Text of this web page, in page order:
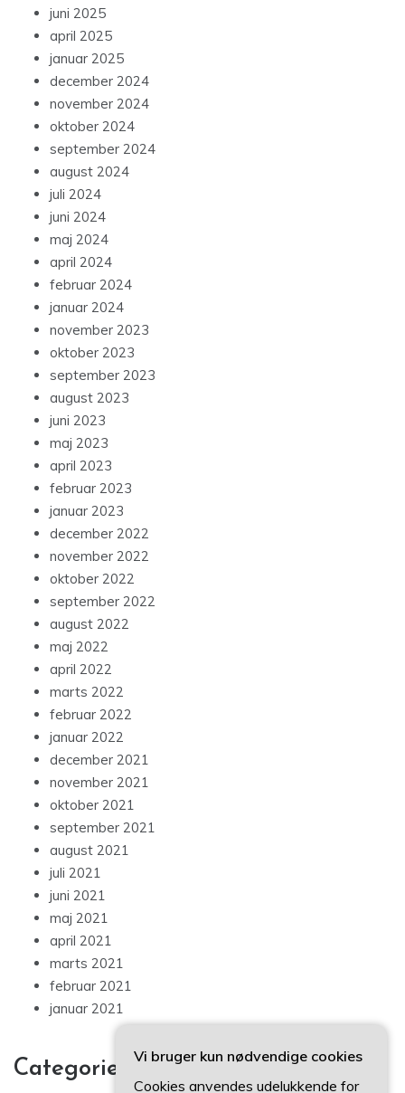
juni 2025
april 2025
januar 2025
december 2024
november 2024
oktober 2024
september 2024
august 2024
juli 2024
juni 2024
maj 2024
april 2024
februar 2024
januar 2024
november 2023
oktober 2023
september 2023
august 2023
juni 2023
maj 2023
april 2023
februar 2023
januar 2023
december 2022
november 2022
oktober 2022
september 2022
august 2022
maj 2022
april 2022
marts 2022
februar 2022
januar 2022
december 2021
november 2021
oktober 2021
september 2021
august 2021
juli 2021
juni 2021
maj 2021
april 2021
marts 2021
februar 2021
januar 2021
Categories
Vi bruger kun nødvendige cookies
Cookies anvendes udelukkende for